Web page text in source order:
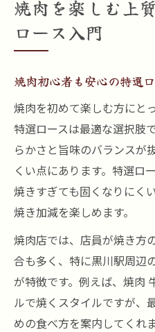
焼肉を楽しむ上
ロース入門
焼肉初心者も安心の特選
焼肉を初めて楽しむ方にと
特選ロースは最適な選択肢
らかさと旨味のバランスが
くい点にあります。特選ロ
焼きすぎても固くなりにく
焼き加減を楽しめます。
焼肉店では、店員が焼き方
合も多く、特に黒川駅周辺
が特徴です。例えば、焼肉
ルで焼くスタイルですが、
めの食べ方を案内してくれ